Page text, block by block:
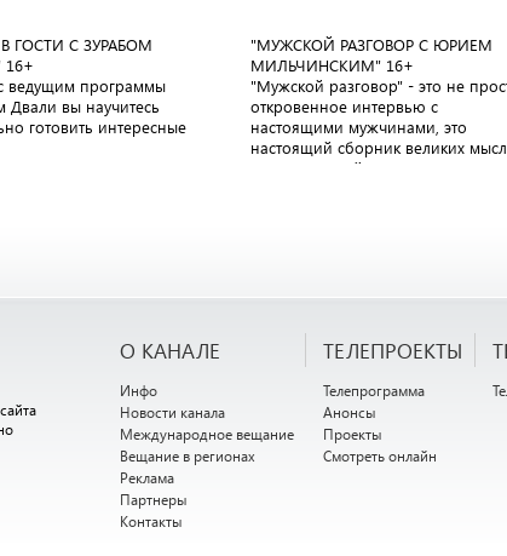
ГОСТИ С ЗУРАБОМ
16+
ведущим программы
Двали вы научитесь
готовить интересные
"МУЖСКОЙ РАЗГОВОР С ЮРИЕМ
МИЛЬЧИНСКИМ" 16+
"Мужской разговор" - это не
откровенное интервью с
настоящими мужчинами, это
настоящий сборник великих
великих людей
О КАНАЛЕ
Инфо
Новости канала
Международное вещание
Вещание в регионах
Реклама
Партнеры
Контакты
ТЕЛЕПРОЕКТЫ
Телепрограмма
Анонсы
Проекты
Смотреть онлайн